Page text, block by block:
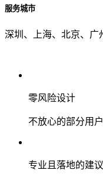
服务城市
深圳、上海、北京、广
零风险设计
不放心的部分用
专业且落地的建议